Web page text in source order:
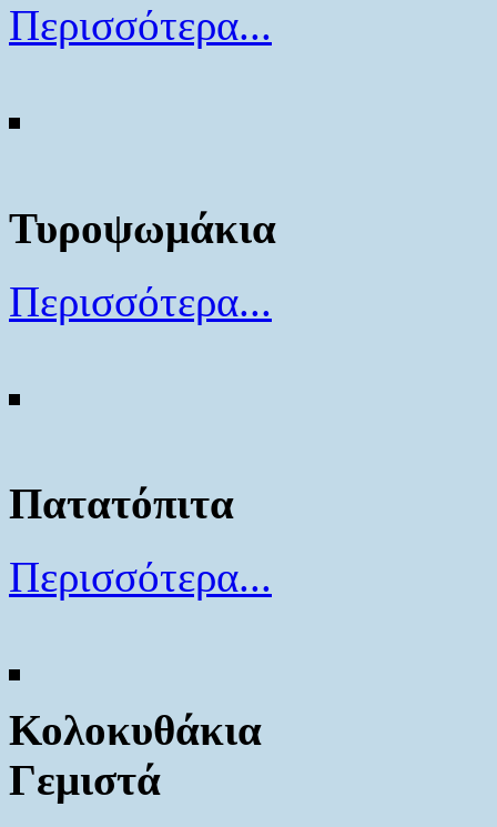
Περισσότερα...
Τυροψωμάκια
Περισσότερα...
Πατατόπιτα
Περισσότερα...
Κολοκυθάκια
Γεμιστά